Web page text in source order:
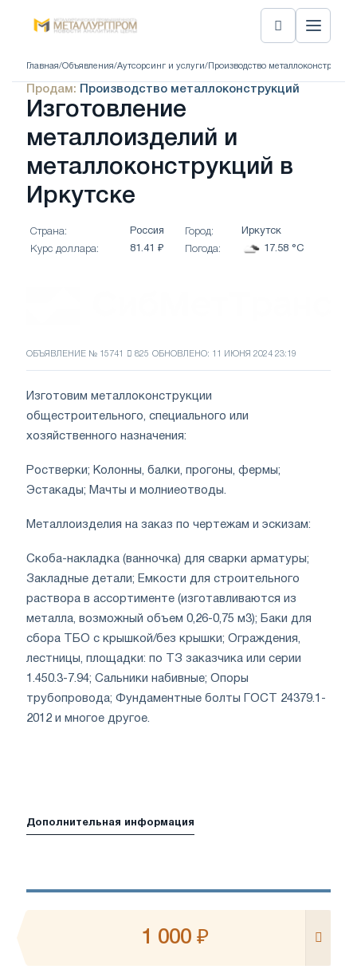
Главная/Объявления/Аутсорсинг и услуги/ Производство металлоконструкций
Продам: Производство металлоконструкций
Изготовление
металлоизделий и
металлоконструкций в
Иркутске
Страна: Россия Город: Иркутск
Курс доллара: 81.41 ₽ Погода: 17.58 °C
ОБЪЯВЛЕНИЕ № 15741 825 ОБНОВЛЕНО: 11 ИЮНЯ 2024 23:19
Изготовим металлоконструкции
общестроительного, специального или
хозяйственного назначения:
Ростверки; Колонны, балки, прогоны, фермы;
Эстакады; Мачты и молниеотводы.
Металлоизделия на заказ по чертежам и эскизам:
Скоба-накладка (ванночка) для сварки арматуры;
Закладные детали; Емкости для строительного
раствора в ассортименте (изготавливаются из
металла, возможный объем 0,26-0,75 м3); Баки для
сбора ТБО с крышкой/без крышки; Ограждения,
лестницы, площадки: по ТЗ заказчика или серии
1.450.3-7.94; Сальники набивные; Опоры
трубопровода; Фундаментные болты ГОСТ 24379.1-
2012 и многое другое.
Дополнительная информация
1 000 ₽